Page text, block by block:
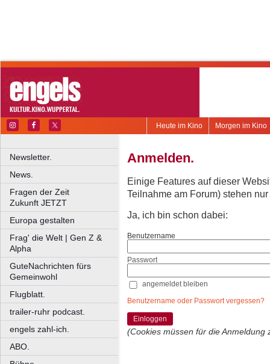
Morgen im Kino
Heute im Kino
Newsletter.
News.
Fragen der Zeit
Zukunft JETZT
Europa gestalten
Frag' die Welt | Gen Z &
Alpha
GuteNachrichten fürs
Gemeinwohl
Flugblatt.
trailer-ruhr podcast.
engels zahl-ich.
ABO.
Anmelden.
Einige Features auf dieser
Teilnahme am Forum) stehen
Ja, ich bin schon dabei:
Benutzername
Passwort
angemeldet bleiben
Benutzername oder Passwort vergessen?
Einloggen
(Cookies müssen für die Anmeldung